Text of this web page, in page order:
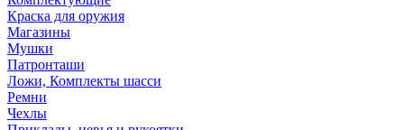
Краска для оружия
Магазины
Мушки
Патронташи
Ложи, Комплекты шасси
Ремни
Чехлы